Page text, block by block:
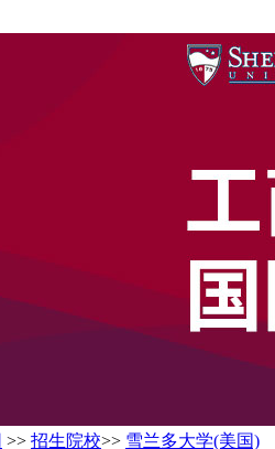
>> 招生院校>> 雪兰多大学(美国)